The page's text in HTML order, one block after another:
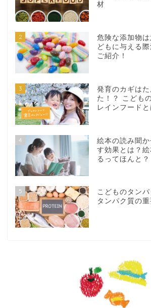
材
2
危険な添加物
どもに与える
ご紹介！
3
発育のカギは
た！？ こども
レインフードと
4
絵本の読み聞
す効果とは？
るってほんと？
5
こどものタンパ
タンパク質の